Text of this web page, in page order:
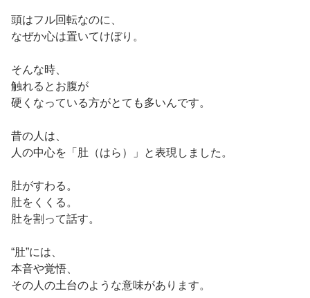
頭はフル回転なのに、
なぜか心は置いてけぼり。
そんな時、
触れるとお腹が
硬くなっている方がとても多いんです。
昔の人は、
人の中心を「肚（はら）」と表現しました。
肚がすわる。
肚をくくる。
肚を割って話す。
“肚”には、
本音や覚悟、
その人の土台のような意味があります。